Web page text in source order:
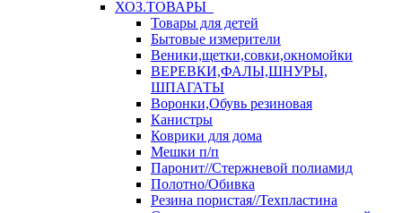
ХОЗ.ТОВАРЫ
Товары для детей
Бытовые измерители
Веники,щетки,совки,окномойки
ВЕРЕВКИ,ФАЛЫ,ШНУРЫ,
ШПАГАТЫ
Воронки,Обувь резиновая
Канистры
Коврики для дома
Мешки п/п
Паронит//Стержневой полиамид
Полотно/Обивка
Резина пористая//Техпластина